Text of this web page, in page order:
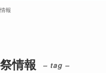
報
情報 – tag –